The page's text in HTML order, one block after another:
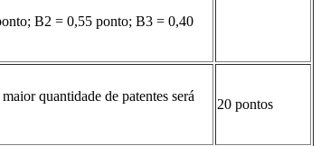
B2 = 0,55 ponto; B3 = 0,40
quantidade de patentes será
20 pontos